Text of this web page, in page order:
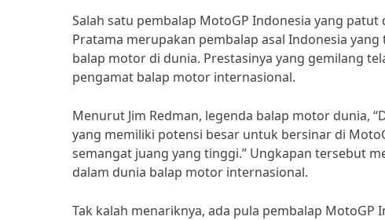
Salah satu pembalap MotoGP Indonesia yang
Pratama merupakan pembalap asal Indonesia
balap motor di dunia. Prestasinya yang gemilang
pengamat balap motor internasional.
Menurut Jim Redman, legenda balap motor dunia,
yang memiliki potensi besar untuk bersinar di
semangat juang yang tinggi.” Ungkapan tersebut
dalam dunia balap motor internasional.
Tak kalah menariknya, ada pula pembalap